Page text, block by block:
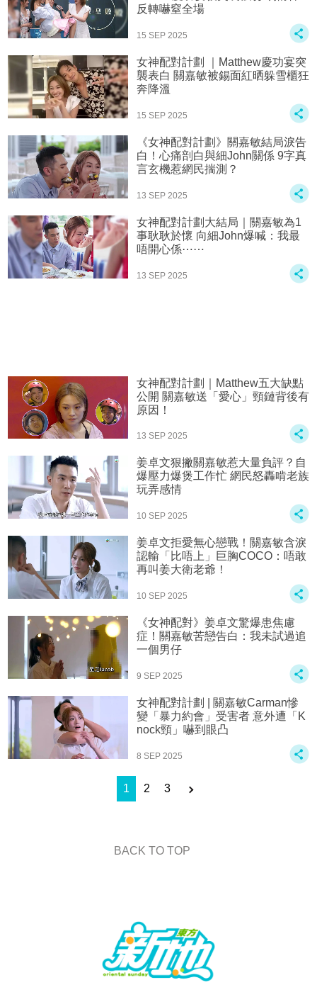
反轉嚇窒全場
15 SEP 2025
女神配對計劃 ｜Matthew慶功宴突
襲表白 關嘉敏被錫面紅晒躲雪櫃狂
奔降溫
15 SEP 2025
《女神配對計劃》關嘉敏結局淚告
白！心痛剖白與細John關係 9字真
言玄機惹網民揣測？
13 SEP 2025
女神配對計劃大結局｜關嘉敏為1
事耿耿於懷 向細John爆喊：我最
唔開心係⋯⋯
13 SEP 2025
女神配對計劃｜Matthew五大缺點
公開 關嘉敏送「愛心」頸鏈背後有
原因！
13 SEP 2025
姜卓文狠撇關嘉敏惹大量負評？自
爆壓力爆煲工作忙 網民怒轟啃老族
玩弄感情
10 SEP 2025
姜卓文拒愛無心戀戰！關嘉敏含淚
認輸「比唔上」巨胸COCO：唔敢
再叫姜大衛老爺！
10 SEP 2025
《女神配對》姜卓文驚爆患焦慮
症！關嘉敏苦戀告白：我未試過追
一個男仔
9 SEP 2025
女神配對計劃 | 關嘉敏Carman慘
變「暴力約會」受害者 意外遭「K
nock頸」嚇到眼凸
8 SEP 2025
1 2 3
BACK TO TOP